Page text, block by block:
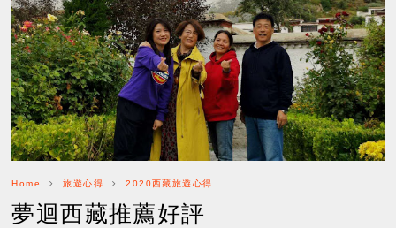
Home 旅遊心得 2020西藏旅遊心得
夢迴西藏推薦好評